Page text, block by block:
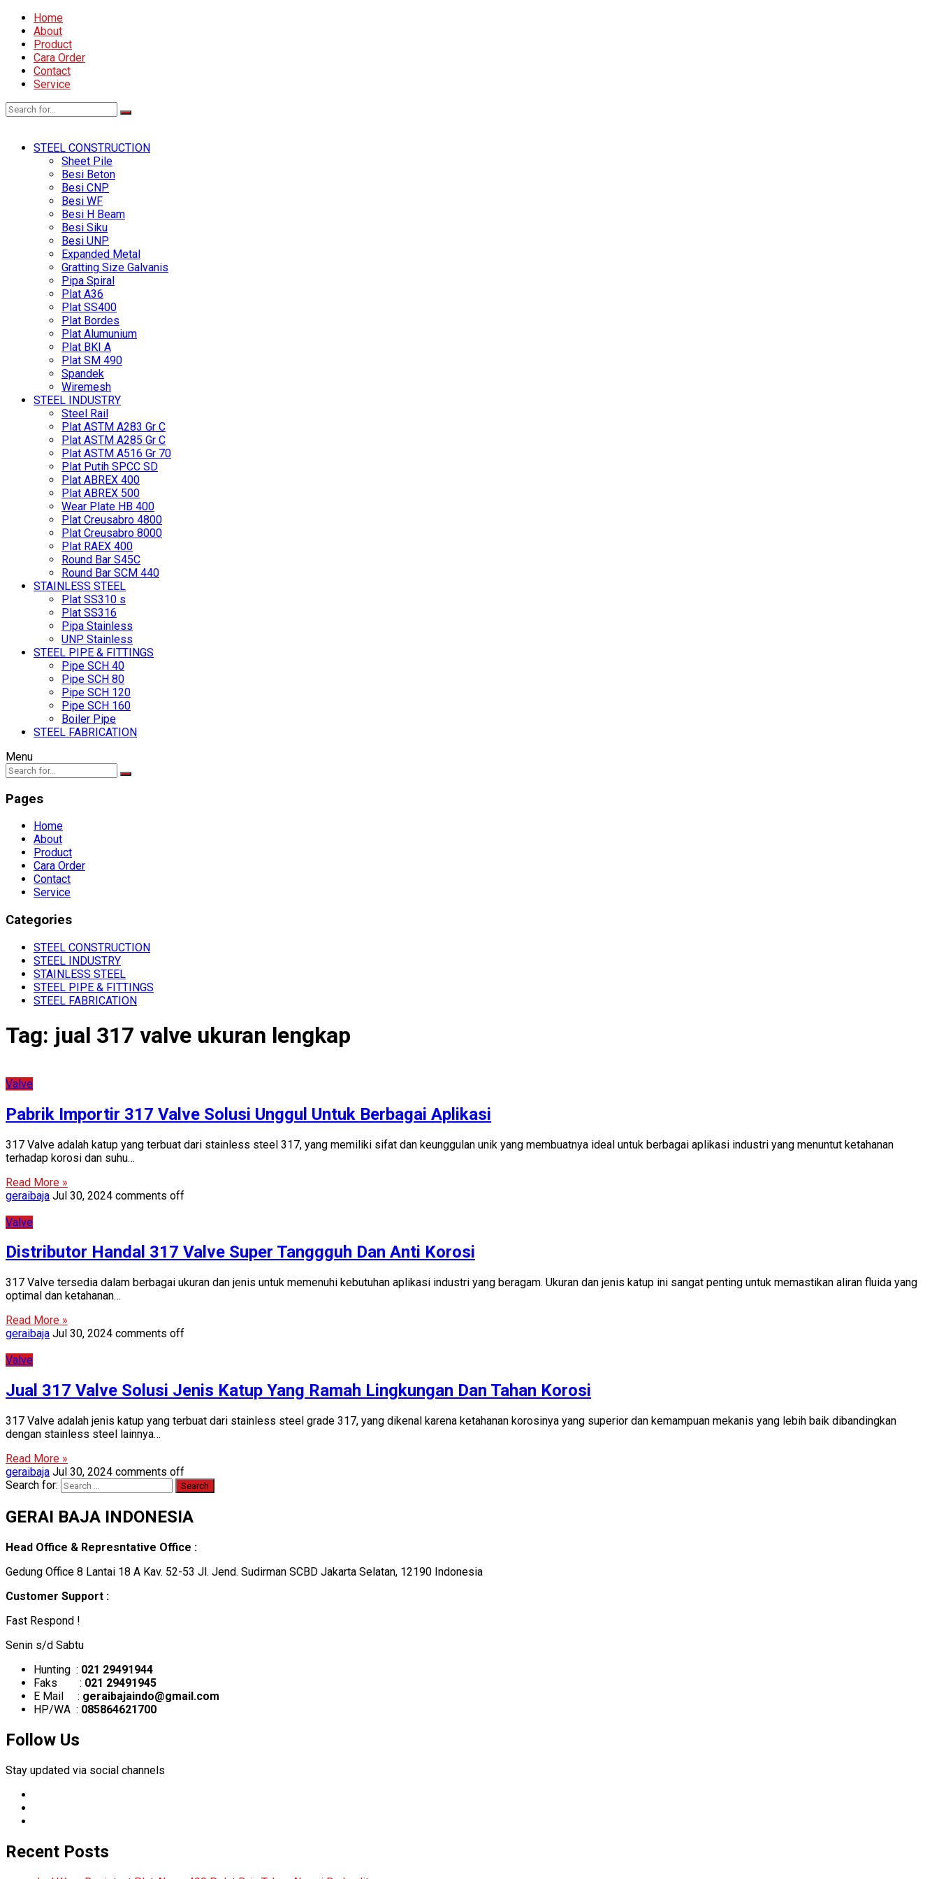
Home
About
Product
Cara Order
Contact
Service
STEEL CONSTRUCTION
Sheet Pile
Besi Beton
Besi CNP
Besi WF
Besi H Beam
Besi Siku
Besi UNP
Expanded Metal
Gratting Size Galvanis
Pipa Spiral
Plat A36
Plat SS400
Plat Bordes
Plat Alumunium
Plat BKI A
Plat SM 490
Spandek
Wiremesh
STEEL INDUSTRY
Steel Rail
Plat ASTM A283 Gr C
Plat ASTM A285 Gr C
Plat ASTM A516 Gr 70
Plat Putih SPCC SD
Plat ABREX 400
Plat ABREX 500
Wear Plate HB 400
Plat Creusabro 4800
Plat Creusabro 8000
Plat RAEX 400
Round Bar S45C
Round Bar SCM 440
STAINLESS STEEL
Plat SS310 s
Plat SS316
Pipa Stainless
UNP Stainless
STEEL PIPE & FITTINGS
Pipe SCH 40
Pipe SCH 80
Pipe SCH 120
Pipe SCH 160
Boiler Pipe
STEEL FABRICATION
Menu
Pages
Home
About
Product
Cara Order
Contact
Service
Categories
STEEL CONSTRUCTION
STEEL INDUSTRY
STAINLESS STEEL
STEEL PIPE & FITTINGS
STEEL FABRICATION
Tag: jual 317 valve ukuran lengkap
Valve
Pabrik Importir 317 Valve Solusi Unggul Untuk Berbagai Aplikasi
317 Valve adalah katup yang terbuat dari stainless steel 317, yang memiliki sifat dan keunggulan unik yang membuatnya ideal untuk berbagai aplikasi industri yang menuntut ketahanan
terhadap korosi dan suhu…
Read More »
geraibaja Jul 30, 2024 comments off
Valve
Distributor Handal 317 Valve Super Tanggguh Dan Anti Korosi
317 Valve tersedia dalam berbagai ukuran dan jenis untuk memenuhi kebutuhan aplikasi industri yang beragam. Ukuran dan jenis katup ini sangat penting untuk memastikan aliran fluida yang
optimal dan ketahanan…
Read More »
geraibaja Jul 30, 2024 comments off
Valve
Jual 317 Valve Solusi Jenis Katup Yang Ramah Lingkungan Dan Tahan Korosi
317 Valve adalah jenis katup yang terbuat dari stainless steel grade 317, yang dikenal karena ketahanan korosinya yang superior dan kemampuan mekanis yang lebih baik dibandingkan
dengan stainless steel lainnya…
Read More »
geraibaja Jul 30, 2024 comments off
Search for:
GERAI BAJA INDONESIA
Head Office & Represntative Office :
Gedung Office 8 Lantai 18 A Kav. 52-53 Jl. Jend. Sudirman SCBD Jakarta Selatan, 12190 Indonesia
Customer Support :
Fast Respond !
Senin s/d Sabtu
Hunting : 021 29491944
Faks : 021 29491945
E Mail : geraibajaindo@gmail.com
HP/WA : 085864621700
Follow Us
Stay updated via social channels
Recent Posts